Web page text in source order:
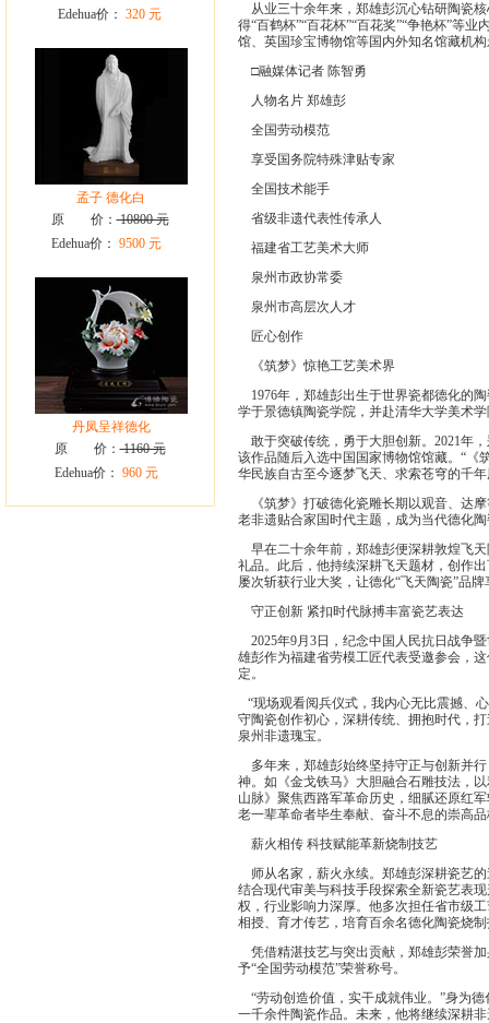
Edehua价： 320 元
孟子 德化白
原 价：10800 元
Edehua价： 9500 元
丹凤呈祥德化
原 价：1160 元
Edehua价： 960 元
从业三十余年来，郑雄彭沉心钻研陶瓷
得“百鹤杯”“百花杯”“百花奖”“争艳杯”等
馆、英国珍宝博物馆等国内外知名馆藏机
□融媒体记者 陈智勇
人物名片 郑雄彭
全国劳动模范
享受国务院特殊津贴专家
全国技术能手
省级非遗代表性传承人
福建省工艺美术大师
泉州市政协常委
泉州市高层次人才
匠心创作
《筑梦》惊艳工艺美术界
1976年，郑雄彭出生于世界瓷都德化的
学于景德镇陶瓷学院，并赴清华大学美术
敢于突破传统，勇于大胆创新。2021年
该作品随后入选中国国家博物馆馆藏。“《
华民族自古至今逐梦飞天、求索苍穹的千
《筑梦》打破德化瓷雕长期以观音、达
老非遗贴合家国时代主题，成为当代德化
早在二十余年前，郑雄彭便深耕敦煌飞
礼品。此后，他持续深耕飞天题材，创作
屡次斩获行业大奖，让德化“飞天陶瓷”品
守正创新 紧扣时代脉搏丰富瓷艺表达
2025年9月3日，纪念中国人民抗日战争
雄彭作为福建省劳模工匠代表受邀参会，
定。
“现场观看阅兵仪式，我内心无比震撼、
守陶瓷创作初心，深耕传统、拥抱时代，
泉州非遗瑰宝。
多年来，郑雄彭始终坚持守正与创新并
神。如《金戈铁马》大胆融合石雕技法，
山脉》聚焦西路军革命历史，细腻还原红
老一辈革命者毕生奉献、奋斗不息的崇高品
薪火相传 科技赋能革新烧制技艺
师从名家，薪火永续。郑雄彭深耕瓷艺的
结合现代审美与科技手段探索全新瓷艺表
权，行业影响力深厚。他多次担任省市级
相授、育才传艺，培育百余名德化陶瓷烧
凭借精湛技艺与突出贡献，郑雄彭荣誉加
予“全国劳动模范”荣誉称号。
“劳动创造价值，实干成就伟业。”身为
一千余件陶瓷作品。未来，他将继续深耕